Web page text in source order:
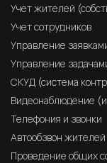
Учет жителей
Учет сотрудников
Управление
Управление
СКУД (система
Видеонаблюдение
Телефония и звонки
Автообзвон жителей
Проведение общих